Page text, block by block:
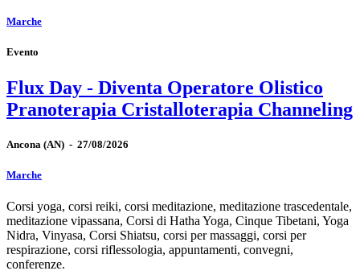
Marche
Evento
Flux Day - Diventa Operatore Olistico
Pranoterapia Cristalloterapia Channeling
Ancona (AN) - 27/08/2026
Marche
Corsi yoga, corsi reiki, corsi meditazione, meditazione trascedentale,
meditazione vipassana, Corsi di Hatha Yoga, Cinque Tibetani, Yoga
Nidra, Vinyasa, Corsi Shiatsu, corsi per massaggi, corsi per
respirazione, corsi riflessologia, appuntamenti, convegni,
conferenze.